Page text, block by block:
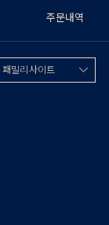
주문내역
패밀리 사이트